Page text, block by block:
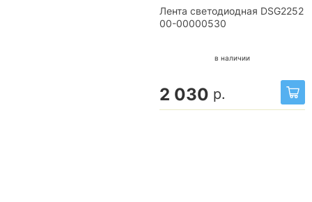
Лента светодиодная DSG2252
00-00000530
в наличии
2 030 р.